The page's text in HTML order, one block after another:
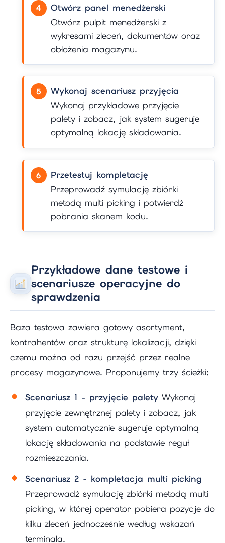
Otwórz panel menedżerski
Otwórz pulpit menedżerski z
wykresami zleceń, dokumentów oraz
obłożenia magazynu.
Wykonaj scenariusz przyjęcia
Wykonaj przykładowe przyjęcie
palety i zobacz, jak system sugeruje
optymalną lokację składowania.
Przetestuj kompletację
Przeprowadź symulację zbiórki
metodą multi picking i potwierdź
pobrania skanem kodu.
Przykładowe dane testowe i
scenariusze operacyjne do
sprawdzenia
Baza testowa zawiera gotowy asortyment,
kontrahentów oraz strukturę lokalizacji, dzięki
czemu można od razu przejść przez realne
procesy magazynowe. Proponujemy trzy ścieżki:
Scenariusz 1 - przyjęcie palety Wykonaj
przyjęcie zewnętrznej palety i zobacz, jak
system automatycznie sugeruje optymalną
lokację składowania na podstawie reguł
rozmieszczania.
Scenariusz 2 - kompletacja multi picking
Przeprowadź symulację zbiórki metodą multi
picking, w której operator pobiera pozycje do
kilku zleceń jednocześnie według wskazań
terminala.